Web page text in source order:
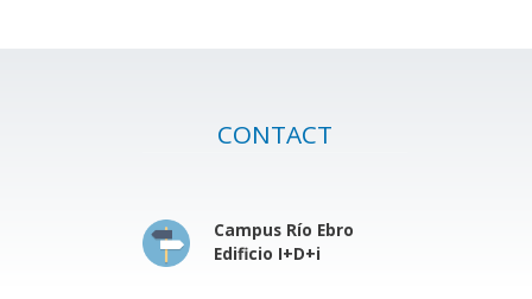
CONTACT
Campus Río Ebro
Edificio I+D+i